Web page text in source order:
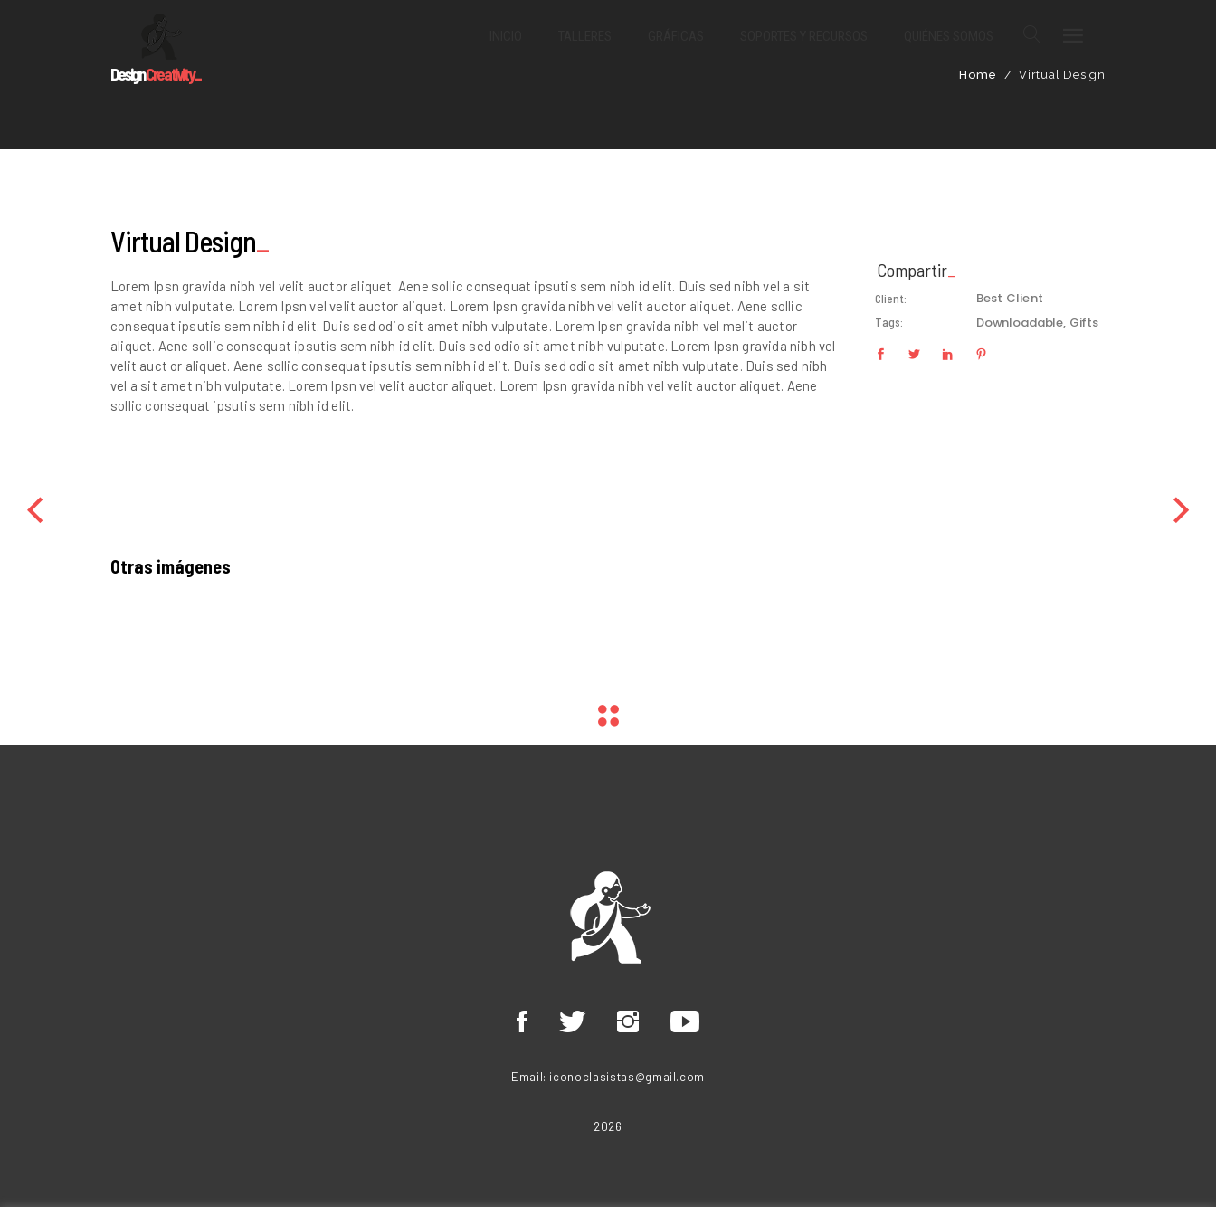
DesignCreativity_ Home /Virtual Design
Virtual Design
Lorem Ipsn gravida nibh vel velit auctor aliquet. Aene sollic consequat ipsutis sem nibh id elit. Duis sed nibh vel a sit
amet nibh vulputate. Lorem Ipsn vel velit auctor aliquet. Lorem Ipsn gravida nibh vel velit auctor aliquet. Aene sollic
consequat ipsutis sem nibh id elit. Duis sed odio sit amet nibh vulputate. Lorem Ipsn gravida nibh vel melit auctor
aliquet. Aene sollic consequat ipsutis sem nibh id elit. Duis sed odio sit amet nibh vulputate. Lorem Ipsn gravida nibh vel
velit auct or aliquet. Aene sollic consequat ipsutis sem nibh id elit. Duis sed odio sit amet nibh vulputate. Duis sed nibh
vel a sit amet nibh vulputate. Lorem Ipsn vel velit auctor aliquet. Lorem Ipsn gravida nibh vel velit auctor aliquet. Aene
sollic consequat ipsutis sem nibh id elit.
Compartir
Client: Best Client
Tags: Downloadable Gifts
Otras imágenes
Email: iconoclasistas@gmail.com
2026